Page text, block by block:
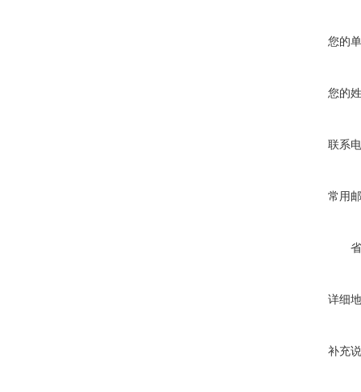
您的
您的
联系
常用
详细
补充